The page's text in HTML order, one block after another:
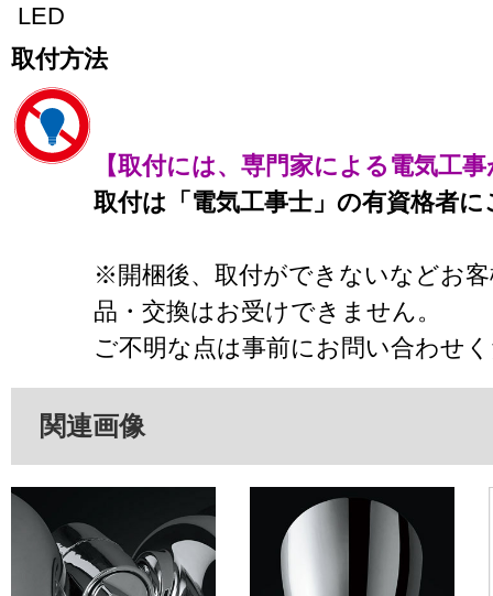
LED
取付方法
【取付には、専門家による電気工
取付は「電気工事士」の有資格者
※開梱後、取付ができないなどお
品・交換はお受けできません。
ご不明な点は事前にお問い合わせ
関連画像